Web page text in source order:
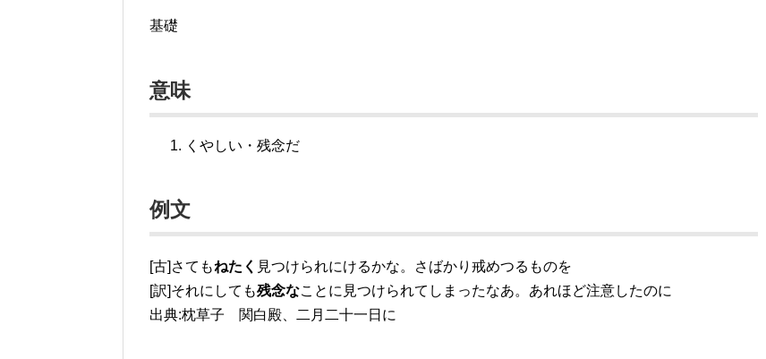
基礎
意味
くやしい・残念だ
例文
[古]さてもねたく 見つけられにけるかな。さばかり戒めつるものを
[訳]それにしても残念なことに見つけられてしまったなあ。あれほど注意したのに
出典:枕草子 関白殿、二月二十一日に